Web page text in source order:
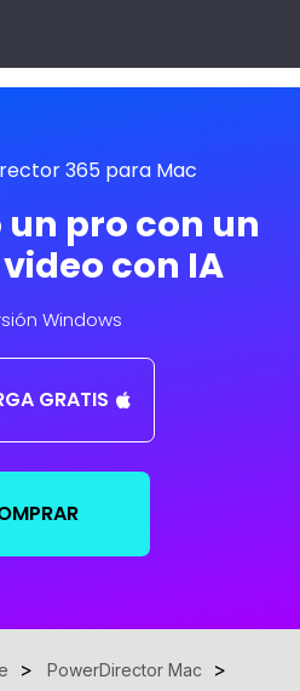
365 para Mac
pro con un
con IA
Windows
GRATIS
PowerDirector Mac